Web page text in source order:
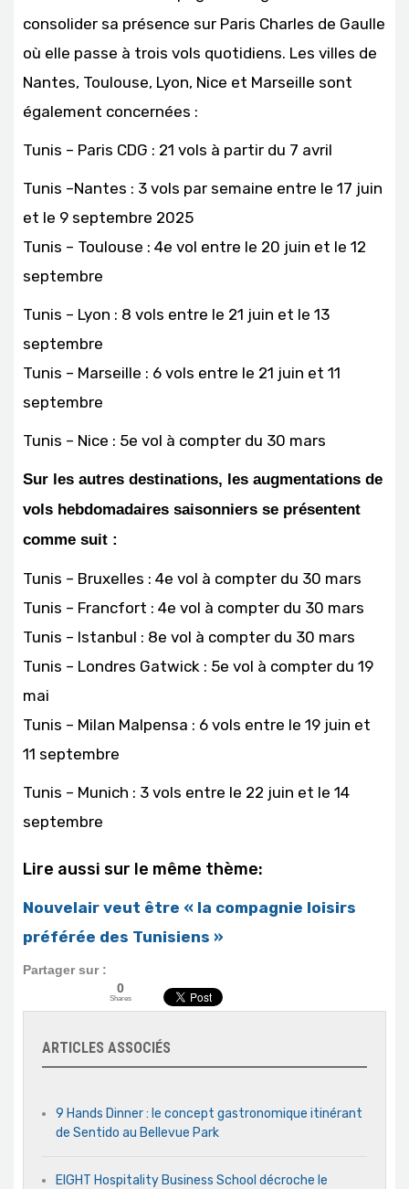
consolider sa présence sur Paris Charles de Gaulle
où elle passe à trois vols quotidiens. Les villes de
Nantes, Toulouse, Lyon, Nice et Marseille sont
également concernées :
Tunis – Paris CDG : 21 vols à partir du 7 avril
Tunis –Nantes : 3 vols par semaine entre le 17 juin
et le 9 septembre 2025
Tunis – Toulouse : 4e vol entre le 20 juin et le 12
septembre
Tunis – Lyon : 8 vols entre le 21 juin et le 13
septembre
Tunis – Marseille : 6 vols entre le 21 juin et 11
septembre
Tunis – Nice : 5e vol à compter du 30 mars
Sur les autres destinations, les augmentations de
vols hebdomadaires saisonniers se présentent
comme suit :
Tunis – Bruxelles : 4e vol à compter du 30 mars
Tunis – Francfort : 4e vol à compter du 30 mars
Tunis – Istanbul : 8e vol à compter du 30 mars
Tunis – Londres Gatwick : 5e vol à compter du 19
mai
Tunis – Milan Malpensa : 6 vols entre le 19 juin et
11 septembre
Tunis – Munich : 3 vols entre le 22 juin et le 14
septembre
Lire aussi sur le même thème:
Nouvelair veut être « la compagnie loisirs
préférée des Tunisiens »
Partager sur :
0
Shares
ARTICLES ASSOCIÉS
9 Hands Dinner : le concept gastronomique itinérant
de Sentido au Bellevue Park
EIGHT Hospitality Business School décroche le